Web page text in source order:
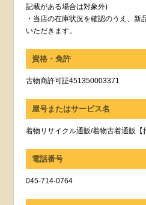
記載がある場合は対象外)
・当店の在庫状況を確認のうえ、新
いただきます。
資格・免許
古物商許可証451350003371
屋号またはサービス名
着物リサイクル通販/着物古着通販【
電話番号
045-714-0764